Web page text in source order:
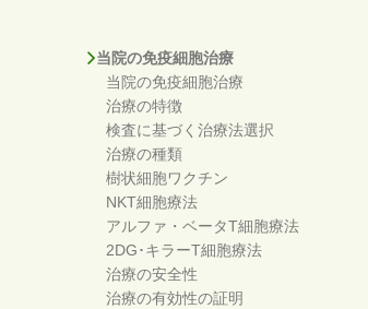
当院の免疫細胞治療
当院の免疫細胞治療
治療の特徴
検査に基づく治療法選択
治療の種類
樹状細胞ワクチン
NKT細胞療法
アルファ・ベータT細胞療法
2DG･キラーT細胞療法
治療の安全性
治療の有効性の証明